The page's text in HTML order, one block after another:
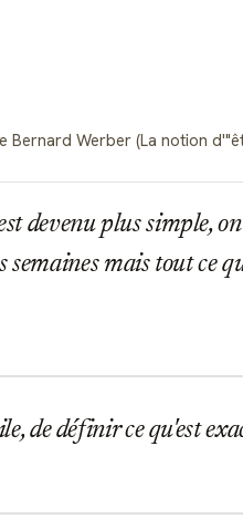
Werber (La notion
devenu plus simple,
semaines mais tout ce
de définir ce qu'est